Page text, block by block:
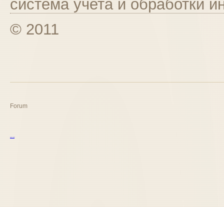
система учета и обработки
© 2011
Forum
курс excel